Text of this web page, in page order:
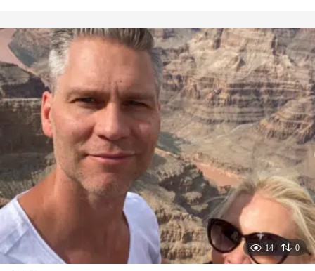
e
k
s
i
t
t
e
n
14 0